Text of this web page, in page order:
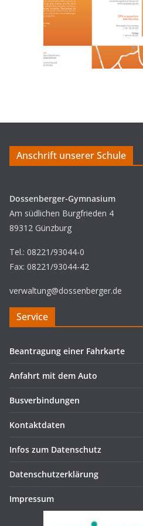
Anschrift unserer Schule
Dossenberger-Gymnasium
Am südlichen Burgfrieden 4
89312 Günzburg
Tel.: 08221/93044-0
Fax: 08221/93044-42
verwaltung@dossenberger.de
Service
Beantragung einer Fahrkarte
Anfahrt mit dem Auto
Busverbindungen
Kontaktdaten
Infos zum Datenschutz
Datenschutzerklärung
Impressum